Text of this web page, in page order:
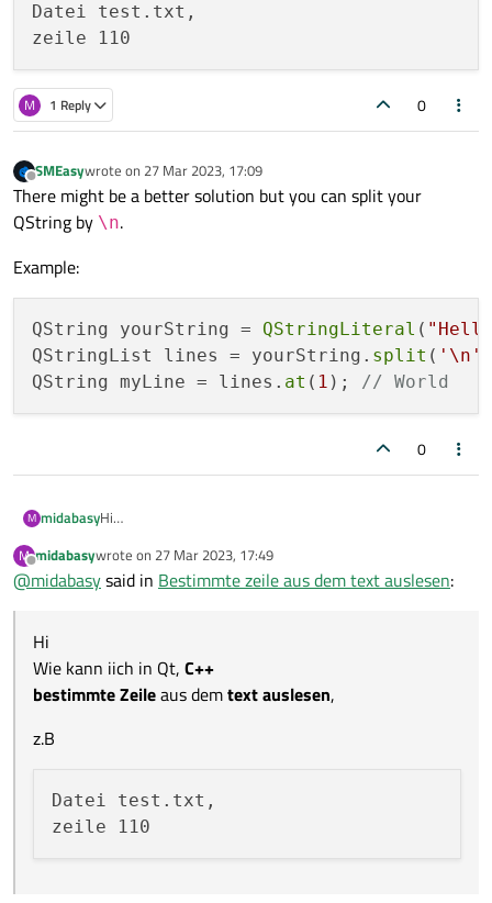
Datei test.txt,
M 1 Reply 0
Offline
SMEasywrote on 27 Mar 2023, 17:09
last edited by
There might be a better solution but you can split your
QString by \n.
Example:
QString yourString = QStringLiteral (
QStringList lines = yourString. split ( '\n'
QString myLine = lines. at ( 1 ); // World
0
M midabasyHi
bestimmte Zeile aus demtext auslesen
z.B
M
Offline
midabasywrote on 27 Mar 2023, 17:49
last edited by
@midabasysaid in Bestimmte zeile aus dem text auslesen:
Hi
Wie kann iich in Qt, C++
bestimmte Zeileaus demtext auslesen,
z.B
Datei test.txt,